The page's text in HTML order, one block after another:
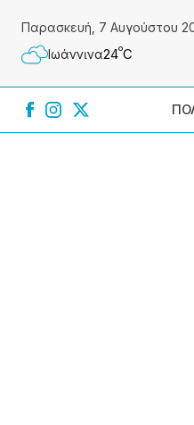
Παρασκευή, 7 Αυγούστου
Ιωάννɩνα24ºC